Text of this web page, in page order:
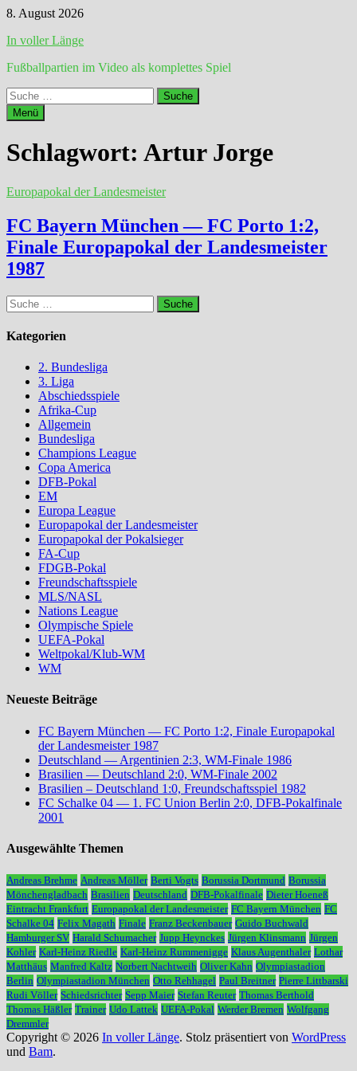
Zum
springen
8. August 2026
In voller Länge
Fußballpartien im Video als komplettes Spiel
Suche
nach:
Menü
Schlagwort: Artur Jorge
Europapokal der Landesmeister
FC Bayern München — FC Porto 1:2,
Finale Europapokal der Landesmeister
1987
Suche
nach:
Kategorien
2. Bundesliga
3. Liga
Abschiedsspiele
Afrika-Cup
Allgemein
Bundesliga
Champions League
Copa America
DFB-Pokal
EM
Europa League
Europapokal der Landesmeister
Europapokal der Pokalsieger
FA-Cup
FDGB-Pokal
Freundschaftsspiele
MLS/NASL
Nations League
Olympische Spiele
UEFA-Pokal
Weltpokal/Klub-WM
WM
Neueste Beiträge
FC Bayern München — FC Porto 1:2, Finale Europapokal
der Landesmeister 1987
Deutschland — Argentinien 2:3, WM-Finale 1986
Brasilien — Deutschland 2:0, WM-Finale 2002
Brasilien – Deutschland 1:0, Freundschaftsspiel 1982
FC Schalke 04 — 1. FC Union Berlin 2:0, DFB-Pokalfinale
2001
Ausgewählte Themen
Andreas Brehme Andreas Möller Berti Vogts Borussia Dortmund Borussia
Mönchengladbach Brasilien Deutschland DFB-Pokalfinale Dieter Hoeneß
Eintracht Frankfurt Europapokal der Landesmeister FC Bayern München FC
Schalke 04 Felix Magath Finale Franz Beckenbauer Guido Buchwald
Hamburger SV Harald Schumacher Jupp Heynckes Jürgen Klinsmann Jürgen
Kohler Karl-Heinz Riedle Karl-Heinz Rummenigge Klaus Augenthaler Lothar
Matthäus Manfred Kaltz Norbert Nachtweih Oliver Kahn Olympiastadion
Berlin Olympiastadion München Otto Rehhagel Paul Breitner Pierre Littbarski
Rudi Völler Schiedsrichter Sepp Maier Stefan Reuter Thomas Berthold
Thomas Häßler Trainer Udo Lattek UEFA-Pokal Werder Bremen Wolfgang
Dremmler
Copyright © 2026 In voller Länge. Stolz präsentiert von WordPress
und Bam.